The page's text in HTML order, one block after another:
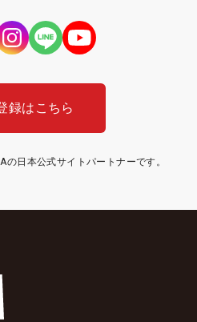
録はこちら
日本公式サイトパートナーです。